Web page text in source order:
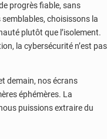
progrès fiable, sans
choisissons la
plutôt que l’isolement.
la cybersécurité n’est pas
demain, nos écrans
éphémères. La
puissions extraire du